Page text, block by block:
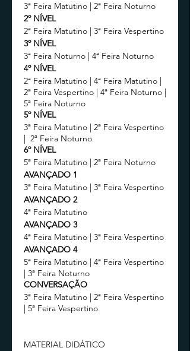
3ª Feira Matutino | 2ª Feira Noturno
2º NÍVEL
2ª Feira Matutino | 3ª Feira Vespertino
3º NÍVEL
3ª Feira Noturno | 4ª Feira Noturno
4º NÍVEL
2ª Feira Matutino | 4ª Feira Matutino |
2ª Feira Vespertino | 4ª Feira Noturno |
5ª Feira Noturno
5º NÍVEL
3ª Feira Matutino | 2ª Feira Vespertino
| 2ª Feira Noturno
6º NÍVEL
5ª Feira Matutino | 2ª Feira Noturno
AVANÇADO 1
3ª Feira Matutino | 3ª Feira Vespertino
AVANÇADO 2
4ª Feira Matutino
AVANÇADO 3
4ª Feira Matutino | 3ª Feira Vespertino
AVANÇADO 4
5ª Feira Matutino | 4ª Feira Vespertino
| 3ª Feira Noturno
CONVERSAÇÃO
3ª Feira Matutino | 2ª Feira Vespertino
| 5ª Feira Vespertino
MATERIAL DIDÁTICO